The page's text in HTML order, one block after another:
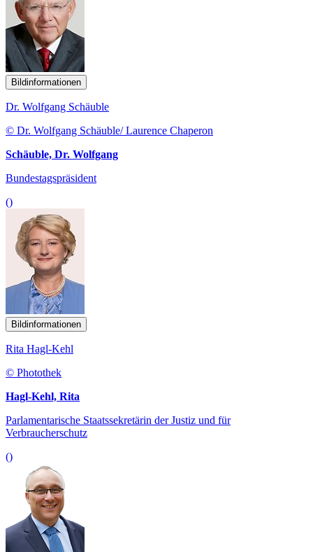
Bildinformationen
Dr. Wolfgang Schäuble
© Dr. Wolfgang Schäuble/ Laurence Chaperon
Schäuble, Dr. Wolfgang
Bundestagspräsident
()
Bildinformationen
Rita Hagl-Kehl
© Photothek
Hagl-Kehl, Rita
Parlamentarische Staatssekretärin der Justiz und für
Verbraucherschutz
()